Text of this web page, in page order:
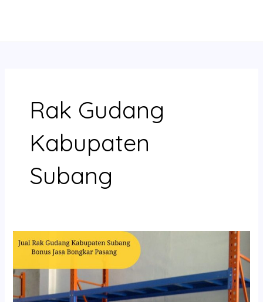
Rak Gudang
Kabupaten
Subang
Jual
Gudang
Kabupaten
Subang